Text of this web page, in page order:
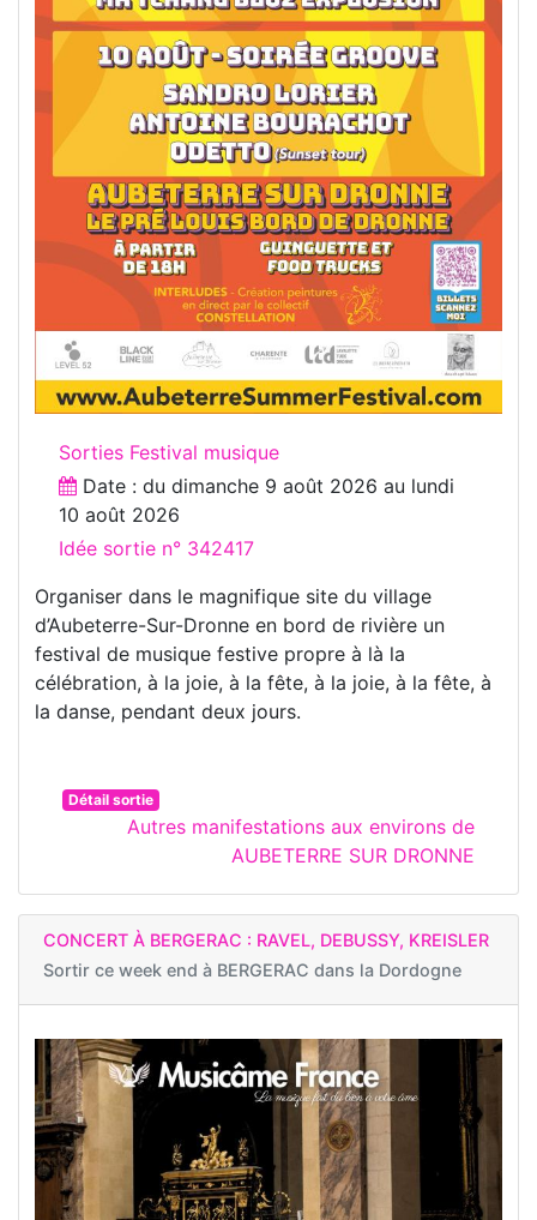
Sorties Festival musique
Date : du dimanche 9 août 2026 au lundi
10 août 2026
Idée sortie n° 342417
Organiser dans le magnifique site du village
d’Aubeterre-Sur-Dronne en bord de rivière un
festival de musique festive propre à là la
célébration, à la joie, à la fête, à la joie, à la fête, à
la danse, pendant deux jours.
Détail sortie
Autres manifestations aux environs de
AUBETERRE SUR DRONNE
CONCERT À BERGERAC : RAVEL, DEBUSSY, KREISLER
Sortir ce week end à BERGERAC dans la Dordogne